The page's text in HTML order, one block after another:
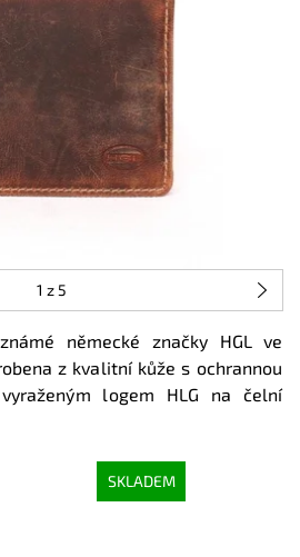
1 z 5
německé značky HGL ve
z kvalitní kůže s ochrannou
logem HLG na čelní
SKLADEM